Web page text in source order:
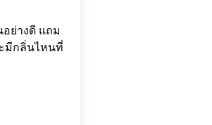
ย่างดี แถม
มีกลิ่นไหนที่